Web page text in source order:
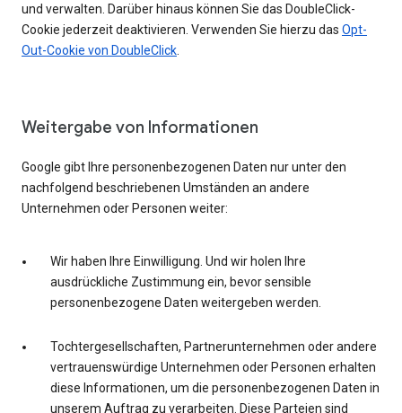
und verwalten. Darüber hinaus können Sie das DoubleClick-
Cookie jederzeit deaktivieren. Verwenden Sie hierzu das Opt-
Out-Cookie von DoubleClick
Weitergabe von Informationen
Google gibt Ihre personenbezogenen Daten nur unter den
nachfolgend beschriebenen Umständen an andere
Unternehmen oder Personen weiter:
Wir haben Ihre Einwilligung. Und wir holen Ihre
ausdrückliche Zustimmung ein, bevor sensible
personenbezogene Daten weitergeben werden.
Tochtergesellschaften, Partnerunternehmen oder andere
vertrauenswürdige Unternehmen oder Personen erhalten
diese Informationen, um die personenbezogenen Daten in
unserem Auftrag zu verarbeiten. Diese Parteien sind